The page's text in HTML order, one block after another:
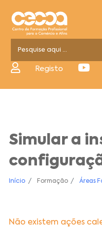
Registo
Simular a
Início Formação Áreas
Não existem ações